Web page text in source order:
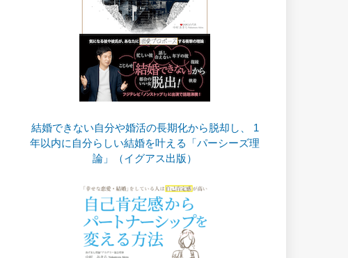
結婚できない自分や婚活の長期化から脱却し、 1
年以内に自分らしい結婚を叶える「パーシーズ理
論」（イグアス出版）